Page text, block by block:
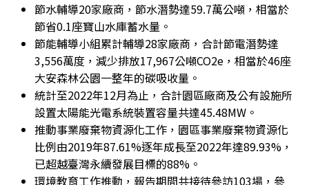
節水輔導20家廠商，節水潛勢達59.7萬公噸，相當於
節省0.1座寶山水庫蓄水量。
節能輔導小組累計輔導28家廠商，合計節電潛勢達
3,556萬度，減少排放17,967公噸CO2e，相當於46座
大安森林公園一整年的碳吸收量。
統計至2022年12月為止，合計園區廠商及公有設施所
設置太陽能光電系統裝置容量共達45.48MW。
推動事業廢棄物資源化工作，園區事業廢棄物資源化
比例由2019年87.61%逐年成長至2022年達89.93%，
已超越臺灣永續發展目標的88%。
環境教育工作推動，報告期間共接待參訪103場，參